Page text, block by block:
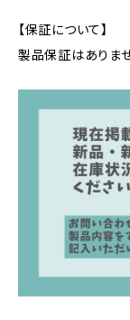
【保証について】
製品保証はありませ